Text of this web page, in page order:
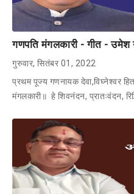
गणपति मंगलकारी - गीत - उमेश
गुरुवार, सितंबर 01, 2022
प्रथम पूज्य गणनायक देवा,विघ्नेश्वर
मंगलकारी॥ हे शिवनंदन, प्रातःवंदन,